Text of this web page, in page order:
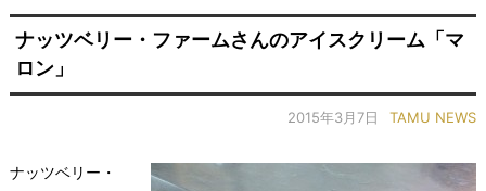
ナッツベリー・ファームさんのアイスクリーム「マ
ロン」
2015年3月7日 TAMU NEWS
ナッツベリー・